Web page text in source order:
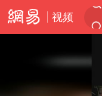
视频